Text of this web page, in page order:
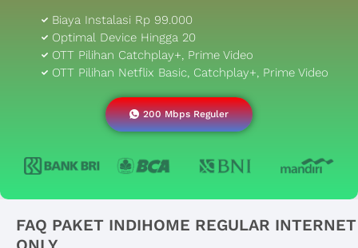
Biaya Instalasi Rp 99.000
Optimal Device Hingga 20
OTT Pilihan Catchplay+, Prime Video
OTT Pilihan Netflix Basic, Catchplay+, Prime Video
200 Mbps Reguler
FAQ PAKET INDIHOME REGULAR INTERNET